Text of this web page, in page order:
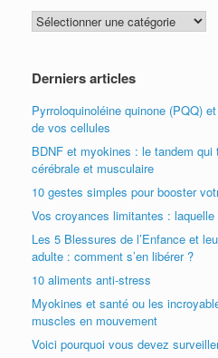
Catégories
articles
Derniers articles
Pyrroloquinoléine quinone (PQQ)
de vos cellules
BDNF et myokines : le tandem
cérébrale et musculaire
10 gestes simples pour booster
Vos croyances limitantes :
Les 5 Blessures de l’Enfance et
adulte : comment s’en libérer ?
10 aliments anti-stress
Myokines et santé ou les
muscles en mouvement
Voici pourquoi vous devez